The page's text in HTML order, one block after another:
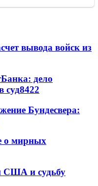
вывода войск из
дело
суд8422
Бундесвера:
о мирных
США и судьбу